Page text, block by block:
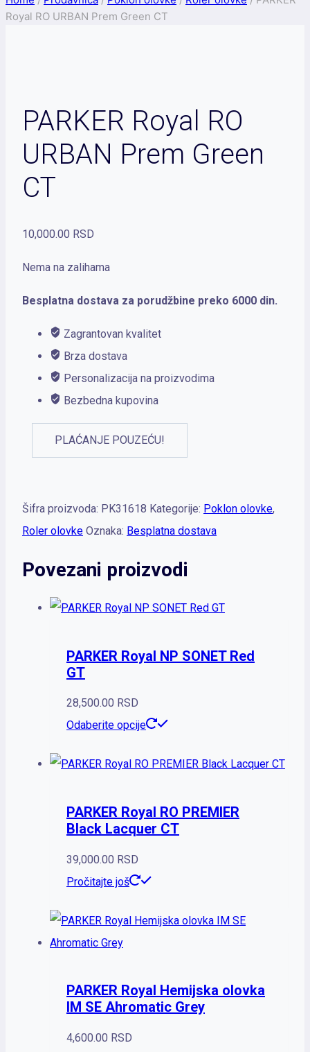
Royal RO URBAN Prem Green CT
PARKER Royal RO
URBAN Prem Green
CT
10,000.00 RSD
Nema na zalihama
Besplatna dostava za porudžbine preko 6000 din.
Zagrantovan kvalitet
Brza dostava
Personalizacija na proizvodima
Bezbedna kupovina
PLAĆANJE POUZEĆU!
Šifra proizvoda: PK31618 Kategorije: Poklon olovke,
Roler olovke Oznaka: Besplatna dostava
Povezani proizvodi
PARKER Royal NP SONET Red
GT
28,500.00 RSD
Odaberite opcije
PARKER Royal RO PREMIER
Black Lacquer CT
39,000.00 RSD
Pročitajte još
PARKER Royal Hemijska olovka
IM SE Ahromatic Grey
4,600.00 RSD